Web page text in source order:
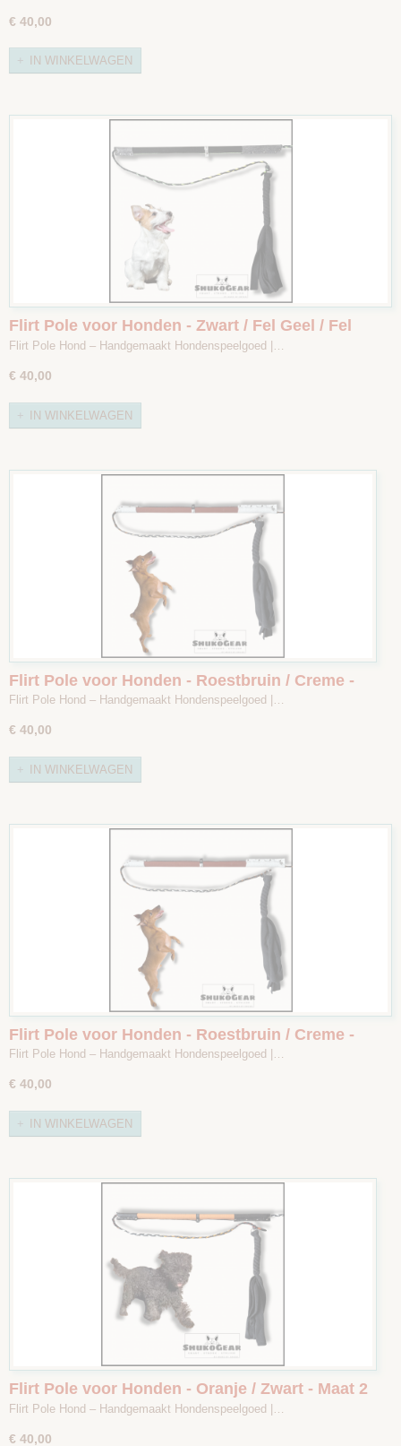
€ 40,00
IN WINKELWAGEN
Flirt Pole voor Honden - Zwart / Fel Geel / Fel
Groen - Maat 1
Flirt Pole Hond – Handgemaakt Hondenspeelgoed |…
€ 40,00
IN WINKELWAGEN
Flirt Pole voor Honden - Roestbruin / Creme -
Maat 2
Flirt Pole Hond – Handgemaakt Hondenspeelgoed |…
€ 40,00
IN WINKELWAGEN
Flirt Pole voor Honden - Roestbruin / Creme -
Maat 1
Flirt Pole Hond – Handgemaakt Hondenspeelgoed |…
€ 40,00
IN WINKELWAGEN
Flirt Pole voor Honden - Oranje / Zwart - Maat 2
Flirt Pole Hond – Handgemaakt Hondenspeelgoed |…
€ 40,00